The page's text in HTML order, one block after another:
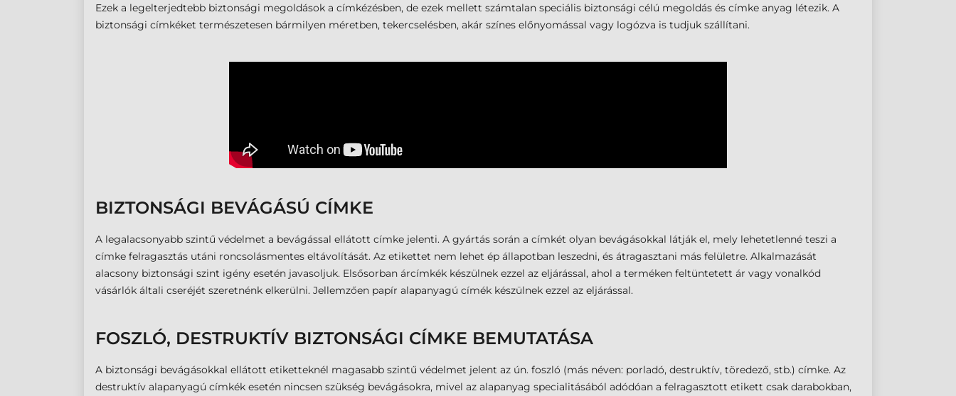
Ezek a legelterjedtebb biztonsági megoldások a címkézésben, de ezek mellett számtalan speciális biztonsági célú megoldás és címke anyag létezik. A
biztonsági címkéket természetesen bármilyen méretben, tekercselésben, akár színes előnyomással vagy logózva is tudjuk szállítani.
BIZTONSÁGI BEVÁGÁSÚ CÍMKE
A legalacsonyabb szintű védelmet a bevágással ellátott címke jelenti. A gyártás során a címkét olyan bevágásokkal látják el, mely lehetetlenné teszi a
címke felragasztás utáni roncsolásmentes eltávolítását. Az etikettet nem lehet ép állapotban leszedni, és átragasztani más felületre. Alkalmazását
alacsony biztonsági szint igény esetén javasoljuk. Elsősorban árcímkék készülnek ezzel az eljárással, ahol a terméken feltüntetett ár vagy vonalkód
vásárlók általi cseréjét szeretnénk elkerülni. Jellemzően papír alapanyagú címék készülnek ezzel az eljárással.
FOSZLÓ, DESTRUKTÍV BIZTONSÁGI CÍMKE BEMUTATÁSA
A biztonsági bevágásokkal ellátott etiketteknél magasabb szintű védelmet jelent az ún. foszló (más néven: porladó, destruktív, töredező, stb.) címke. Az
destruktív alapanyagú címkék esetén nincsen szükség bevágásokra, mivel az alapanyag specialitásából adódóan a felragasztott etikett csak darabokban,